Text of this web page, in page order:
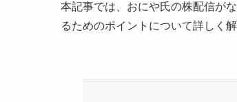
本記事では、おにや氏の株配信が
るためのポイントについて詳しく解